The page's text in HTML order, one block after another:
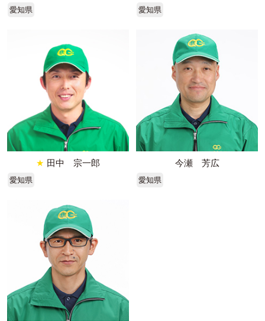
愛知県 愛知県
★ 田中 宗一郎
愛知県
今瀬 芳広
愛知県